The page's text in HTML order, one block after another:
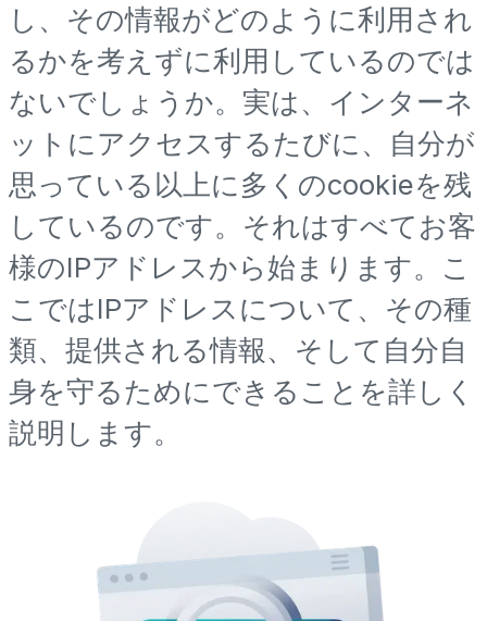
し、その情報がどのように利用され
るかを考えずに利用しているのでは
ないでしょうか。実は、インターネ
ットにアクセスするたびに、自分が
思っている以上に多くのcookieを残
しているのです。それはすべてお客
様のIPアドレスから始まります。こ
こではIPアドレスについて、その種
類、提供される情報、そして自分自
身を守るためにできることを詳しく
説明します。